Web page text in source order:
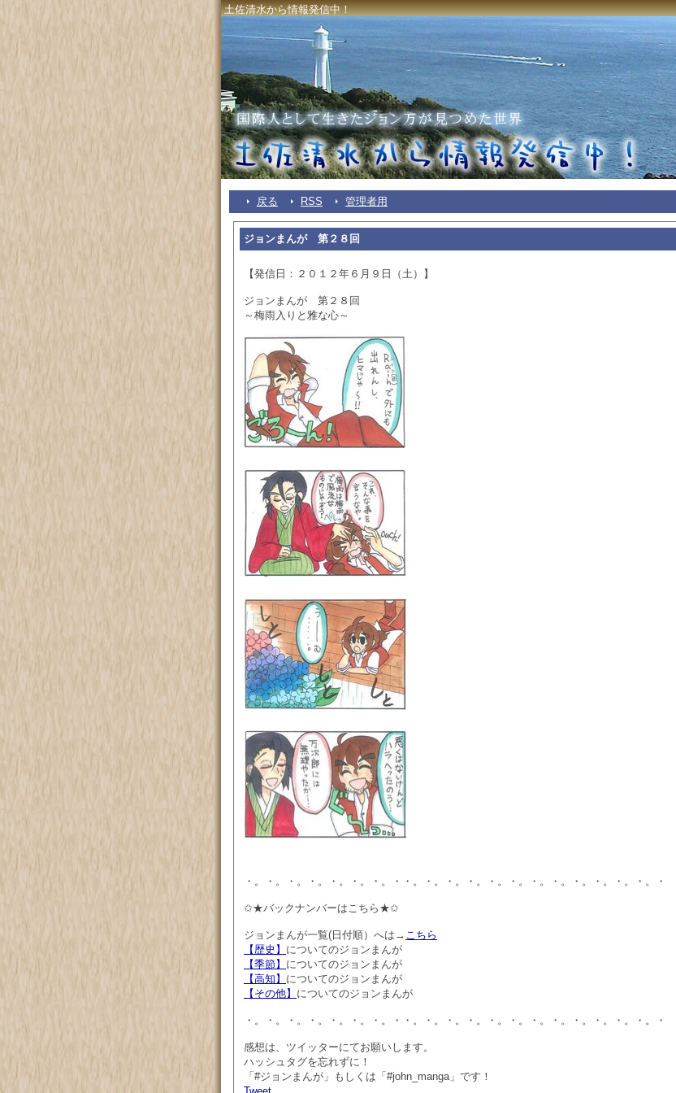
土佐清水から情報発信中！
戻る RSS 管理者用
ジョンまんが 第２８回
【発信日：２０１２年６月９日（土）】
ジョンまんが 第２８回
～梅雨入りと雅な心～
・。・。・。・。・。・。・。・・。・。・。・。・。・。・。・。・。・。・。・。・
✩★バックナンバーはこちら★✩
ジョンまんが一覧(日付順）へは→ こちら
【歴史】 についてのジョンまんが
【季節】 についてのジョンまんが
【高知】 についてのジョンまんが
【その他】 についてのジョンまんが
・。・。・。・。・。・。・。・・。・。・。・。・。・。・。・。・。・。・。・。・
感想は、ツイッターにてお願いします。
ハッシュタグを忘れずに！
「#ジョンまんが」もしくは「#john_manga」です！